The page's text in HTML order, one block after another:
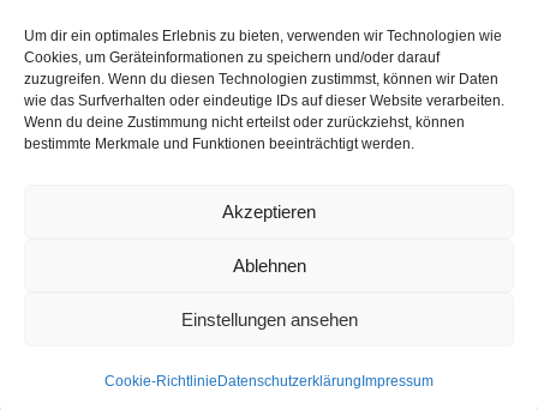
Um dir ein optimales Erlebnis zu bieten, verwenden wir Technologien wie
Cookies, um Geräteinformationen zu speichern und/oder darauf
zuzugreifen. Wenn du diesen Technologien zustimmst, können wir Daten
wie das Surfverhalten oder eindeutige IDs auf dieser Website verarbeiten.
Wenn du deine Zustimmung nicht erteilst oder zurückziehst, können
bestimmte Merkmale und Funktionen beeinträchtigt werden.
Akzeptieren
Ablehnen
Einstellungen ansehen
Cookie-Richtlinie Datenschutzerklärung Impressum
Fächern Violine, Viola und Violoncello.